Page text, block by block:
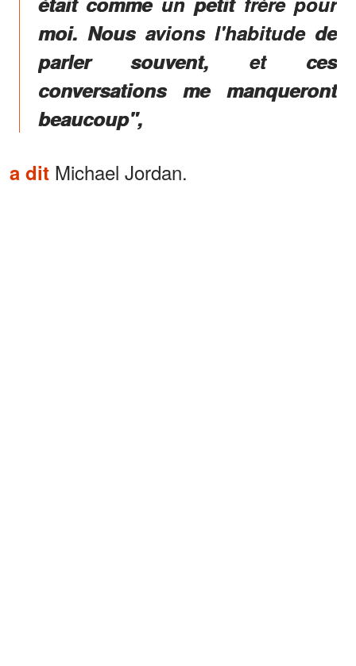
moi. Nous avions l'habitude de
parler souvent, et ces
conversations me manqueront
beaucoup",
a dit Michael Jordan.